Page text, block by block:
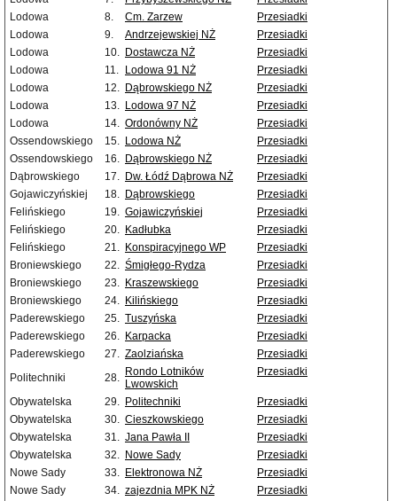
Lodowa
8. Cm. Zarzew
Przesiadki
Lodowa
9. Andrzejewskiej NŻ
Przesiadki
Lodowa
10. Dostawcza NŻ
Przesiadki
Lodowa
11. Lodowa 91 NŻ
Przesiadki
Lodowa
12. Dąbrowskiego NŻ
Przesiadki
Lodowa
13. Lodowa 97 NŻ
Przesiadki
Lodowa
14. Ordonówny NŻ
Przesiadki
Ossendowskiego
15. Lodowa NŻ
Przesiadki
Ossendowskiego
16. Dąbrowskiego NŻ
Przesiadki
Dąbrowskiego
17. Dw. Łódź Dąbrowa NŻ
Przesiadki
Gojawiczyńskiej
18. Dąbrowskiego
Przesiadki
Felińskiego
19. Gojawiczyńskiej
Przesiadki
Felińskiego
20. Kadłubka
Przesiadki
Felińskiego
21. Konspiracyjnego WP
Przesiadki
Broniewskiego
22. Śmigłego-Rydza
Przesiadki
Broniewskiego
23. Kraszewskiego
Przesiadki
Broniewskiego
24. Kilińskiego
Przesiadki
Paderewskiego
25. Tuszyńska
Przesiadki
Paderewskiego
26. Karpacka
Przesiadki
Paderewskiego
27. Zaolziańska
Przesiadki
Politechniki
28. Rondo Lotników
Lwowskich
Przesiadki
Obywatelska 29. Politechniki
Przesiadki
Obywatelska
30. Cieszkowskiego
Przesiadki
Obywatelska
31. Jana Pawła II
Przesiadki
Obywatelska
32. Nowe Sady
Przesiadki
Nowe Sady
33. Elektronowa NŻ
Przesiadki
Nowe Sady
34. zajezdnia MPK NŻ
Przesiadki